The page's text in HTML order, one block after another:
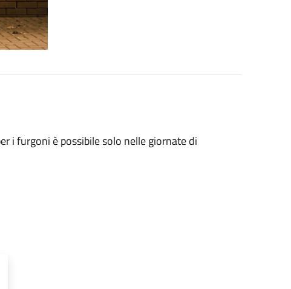
i furgoni è possibile solo nelle giornate di